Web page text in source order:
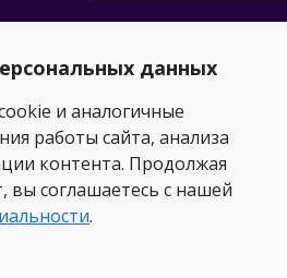
данных
и аналогичные
работы сайта, анализа
контента. Продолжая
вы соглашаетесь с нашей
.